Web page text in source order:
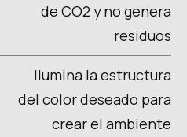
de CO2 y no genera
residuos
Ilumina la estructura
del color deseado para
crear el ambiente